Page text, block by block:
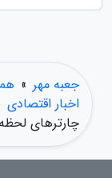
جعبه مهر »
اخبار اقتصادی
چارترهای